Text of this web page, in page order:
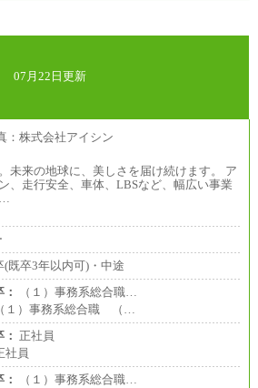
07月22日更新
未来の地球に、美しさを届け続けます。 ア
、走行安全、車体、LBSなど、幅広い事業
…
(既卒3年以内可)・中途
（１）事務系総合職…
１）事務系総合職 （…
正社員
社員
（１）事務系総合職…